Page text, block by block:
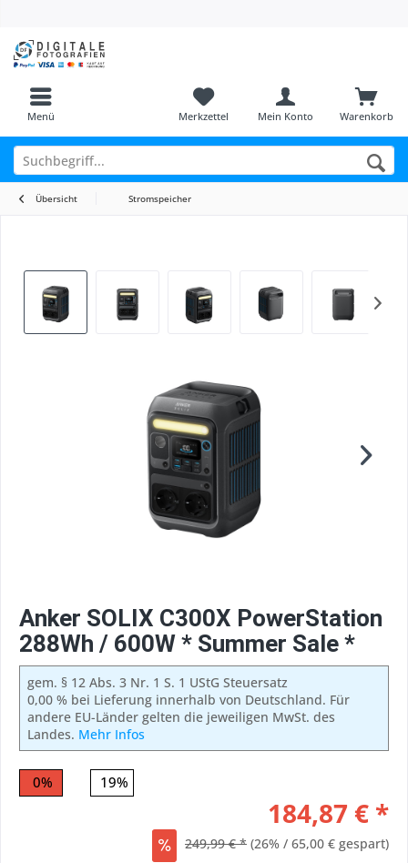
Menü Warenkorb
Merkzettel Mein Konto
Übersicht Stromspeicher
Anker SOLIX C300X PowerStation
288Wh / 600W * Summer Sale *
gem. § 12 Abs. 3 Nr. 1 S. 1 UStG Steuersatz
0,00 % bei Lieferung innerhalb von Deutschland. Für
andere EU-Länder gelten die jeweiligen MwSt. des
Landes. Mehr Infos
0% 19%
184,87 € *
249,99 € * (26% / 65,00 € gespart)